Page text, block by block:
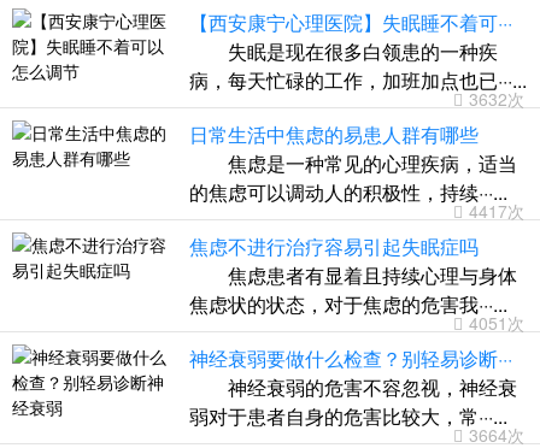
【西安康宁心理医院】失眠睡不着可···
失眠是现在很多白领患的一种疾
病，每天忙碌的工作，加班加点也已···...
3632次
日常生活中焦虑的易患人群有哪些
焦虑是一种常见的心理疾病，适当
的焦虑可以调动人的积极性，持续···...
4417次
焦虑不进行治疗容易引起失眠症吗
焦虑患者有显着且持续心理与身体
焦虑状的状态，对于焦虑的危害我···...
4051次
神经衰弱要做什么检查？别轻易诊断···
神经衰弱的危害不容忽视，神经衰
弱对于患者自身的危害比较大，常···...
3664次